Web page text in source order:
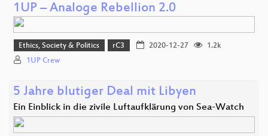
1UP – Analoge Rebellion 2.0
Ethics, Society & Politics rC3 2020-12-27
1.2k
1UP Crew
5 Jahre blutiger Deal mit Libyen
Ein Einblick in die zivile Luftaufklärung von Sea-Watch